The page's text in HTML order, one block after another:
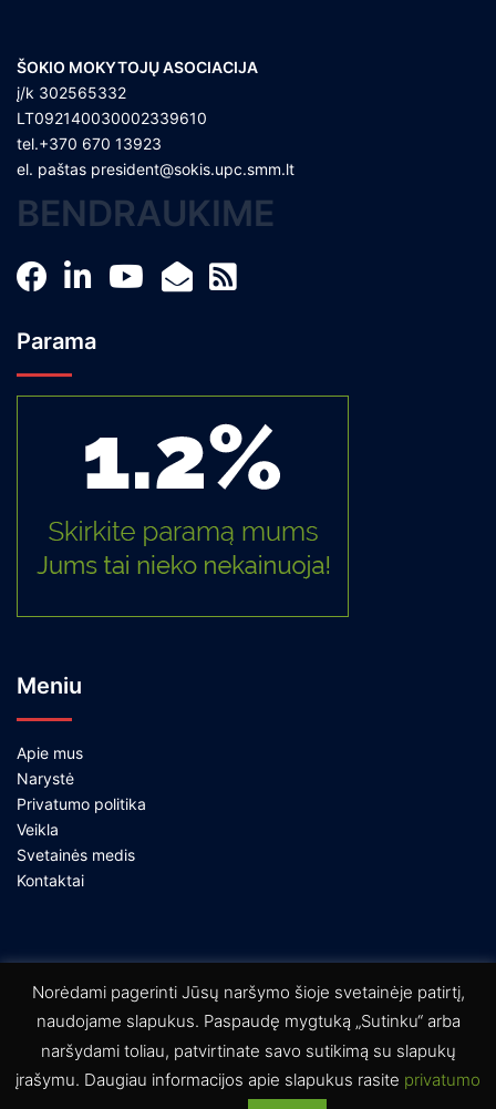
ŠOKIO MOKYTOJŲ ASOCIACIJA
į/k 302565332
LT092140030002339610
tel.+370 670 13923
el. paštas president@sokis.upc.smm.lt
BENDRAUKIME
Parama
Meniu
Apie mus
Narystė
Privatumo politika
Veikla
Svetainės medis
Kontaktai
© 2026 Šokio mokytojų asociacija. Proudly powered
Norėdami pagerinti Jūsų naršymo šioje svetainėje patirtį,
naudojame slapukus. Paspaudę mygtuką „Sutinku“ arba
naršydami toliau, patvirtinate savo sutikimą su slapukų
įrašymu. Daugiau informacijos apie slapukus rasite privatumo